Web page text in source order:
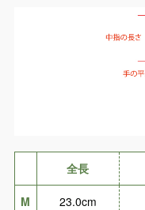
全長
M 23.0cm